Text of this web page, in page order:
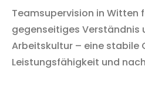
Teamsupervision in Witten
gegenseitiges Verständnis
Arbeitskultur – eine stabile
Leistungsfähigkeit und